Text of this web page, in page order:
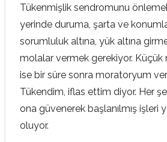
Tükenmişlik sendromunu
yerinde duruma, şarta ve
sorumluluk altına, yük altına
molalar vermek gerekiyor.
ise bir süre sonra moratoryum
Tükendim, iflas ettim diyor. Her
ona güvenerek başlanılmış işleri
oluyor.